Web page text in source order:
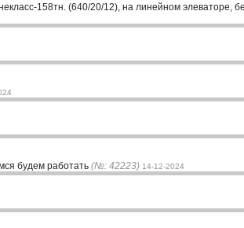
158тн. (640/20/12), на линейном элеваторе,
будем работать (№: 42223) 14-12-2024